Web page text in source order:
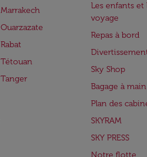
Marrakech
Ouarzazate
Rabat
Tétouan
Tanger
Les enfants et
voyage
Repas à bord
Sky Shop
Bagage à main
Plan des
SKYRAM
SKY PRESS
Notre flotte